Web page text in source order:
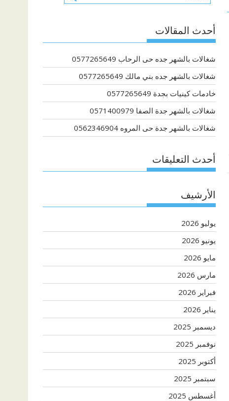
أحدث المقالات
شغالات بالشهر جده حى الرحاب 0577265649
شغالات بالشهر جده بني مالك 0577265649
خادمات كينيات بجدة 0577265649
شغالات بالشهر جدة الصفا 0571400979
شغالات بالشهر جدة حى المروه 0562346904
أحدث التعليقات
الأرشيف
يوليو 2026
يونيو 2026
مايو 2026
مارس 2026
فبراير 2026
يناير 2026
ديسمبر 2025
نوفمبر 2025
أكتوبر 2025
سبتمبر 2025
أغسطس 2025